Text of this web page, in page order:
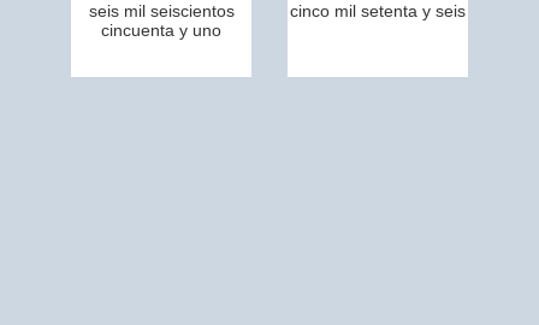
seis mil seiscientos
cincuenta y uno
cinco mil setenta y seis